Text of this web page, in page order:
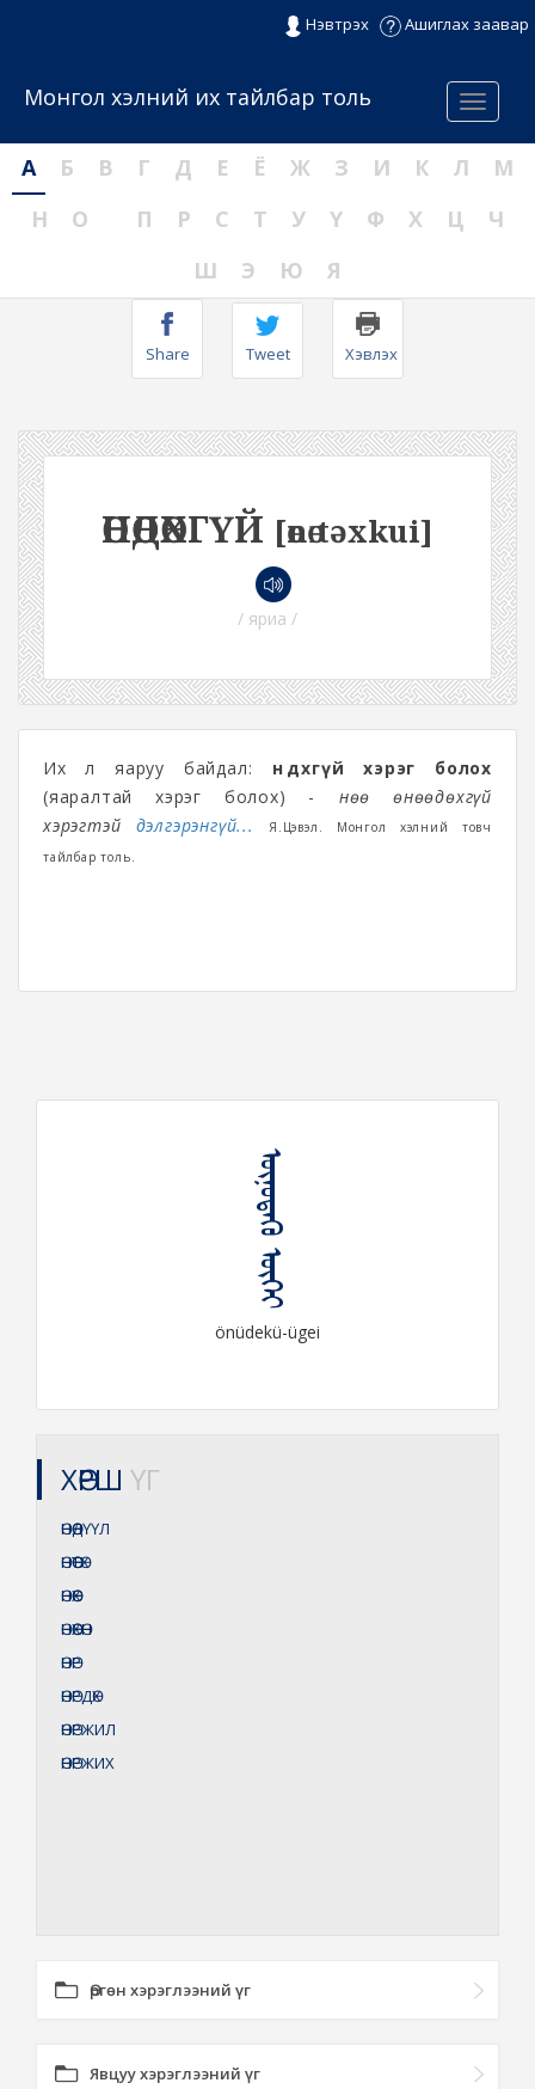
Нэвтрэх Ашиглах заавар
Menu
Монгол хэлний их тайлбар толь
А Б В Г Д Е Ё Ж З И К Л
М
Н
О П Р С Т У Ү Ф Х Ц
Ч
Ш
Э Ю Я
Share Tweet Хэвлэх
ӨНӨӨДӨХГҮЙ [өnөːtəxkui]
/ яриа /
Их л яаруу байдал: өнөөдөхгүй хэрэг болох
(яаралтай хэрэг болох) - Өнөө өнөөдөхгүй
хэрэгтэй дэлгэрэнгүй...
Я.Цэвэл. Монгол хэлний товч
тайлбар толь.
ᠥᠨᠦᠳᠡᠬᠦ ᠦᠭᠡᠶ
önüdekü-ügei
ХӨРШ ҮГ
ӨНӨӨДҮҮЛ
ӨНӨӨТӨХ
ӨНӨӨХ
ӨНӨӨХӨН
ӨНӨР
ӨНӨРДӨХ
ӨНӨРЖИЛ
ӨНӨРЖИХ
Өргөн хэрэглээний үг
Явцуу хэрэглээний үг